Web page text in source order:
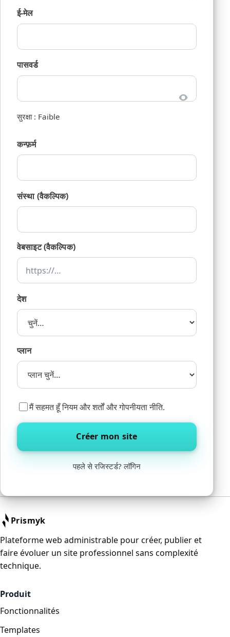
ई-मेल
पासवर्ड
सुरक्षा : Faible
कन्फ़र्म
संस्था (वैकल्पिक)
वेबसाइट (वैकल्पिक)
देश
प्लान
मैं सहमत हूँनियम और शर्तोंऔरगोपनीयता नीति.
Créer mon site
पहले से रजिस्टर्ड?लॉगिन
Prismyk
Plateforme web administrable pour créer, publier et
faire évoluer un site professionnel sans complexité
technique.
Produit
Fonctionnalités
Templates